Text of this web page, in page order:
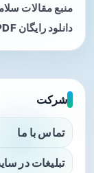
منبع مقالات
دانلود رایگان PDF کتاب‌های پزشکی.
شرکت
تماس با ما
تبلیغات در